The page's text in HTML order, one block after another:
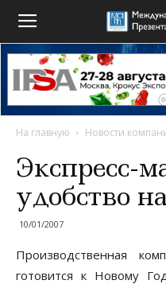
На главную Новости
Экспресс-
удобство
10/01/2007
Производственная
готовится к Новому